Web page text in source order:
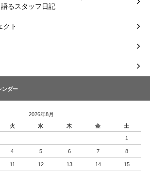
るスタッフ日記
クト
ンダー
2026年8月
火 水 木 金 土
1
4 5 6 7 8
11 12 13 14 15